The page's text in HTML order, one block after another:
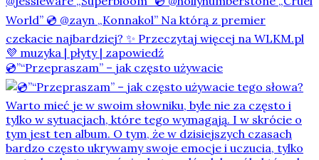
💿”“Przepraszam” – jak często używacie